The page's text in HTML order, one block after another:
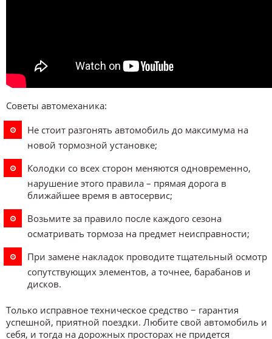
Советы автомеханика:
Не стоит разгонять автомобиль до максимума на
новой тормозной установке;
Колодки со всех сторон меняются одновременно,
нарушение этого правила – прямая дорога в
ближайшее время в автосервис;
Возьмите за правило после каждого сезона
осматривать тормоза на предмет неисправности;
При замене накладок проводите тщательный осмотр
сопутствующих элементов, а точнее, барабанов и
дисков.
Только исправное техническое средство − гарантия
успешной, приятной поездки. Любите свой автомобиль и
себя, и тогда на дорожных просторах не придется